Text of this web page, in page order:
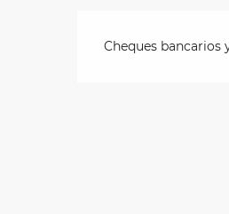
Cheques bancarios